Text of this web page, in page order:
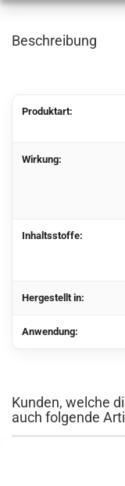
Beschreibung
Produktart:
Wirkung:
Inhaltsstoffe:
Hergestellt in:
Anwendung:
Kunden, welche
auch folgende